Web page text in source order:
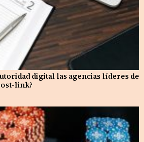
digital las agencias líderes de
link?